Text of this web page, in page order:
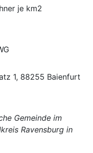
je km2
1, 88255 Baienfurt
Gemeinde im
Ravensburg in